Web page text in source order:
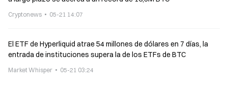
Cryptonews 05-21 14:07
El ETF de Hyperliquid atrae 54 millones de dólares en 7 días, la
entrada de instituciones supera la de los ETFs de BTC
Market Whisper 05-21 03:24